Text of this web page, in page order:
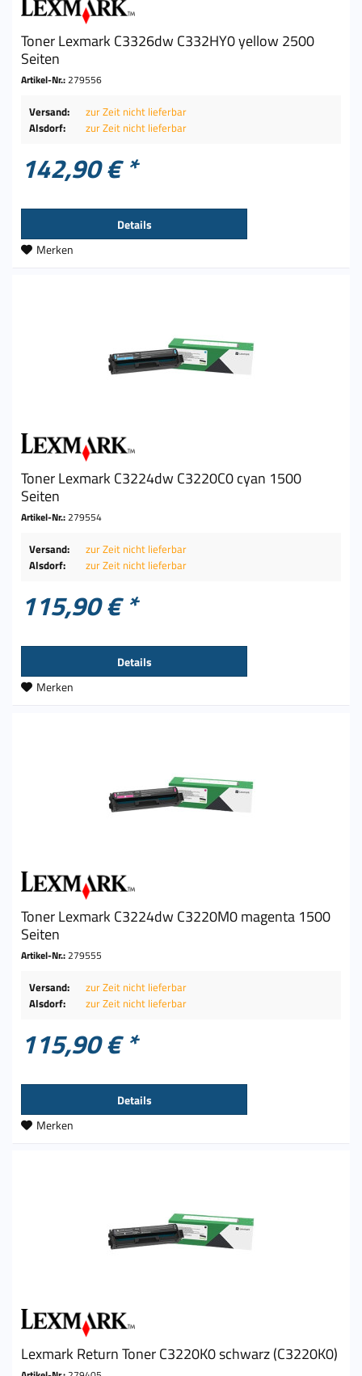
Toner Lexmark C3326dw C332HY0 yellow 2500
Seiten
Artikel-Nr.:279556
Versand:
zur Zeit nicht lieferbar
Alsdorf:
zur Zeit nicht lieferbar
142,90 € *
Details
Merken
Toner Lexmark C3224dw C3220C0 cyan 1500
Seiten
Artikel-Nr.:279554
Versand:
zur Zeit nicht lieferbar
Alsdorf:
zur Zeit nicht lieferbar
115,90 € *
Details
Merken
Toner Lexmark C3224dw C3220M0 magenta 1500
Seiten
Artikel-Nr.:279555
Versand:
zur Zeit nicht lieferbar
Alsdorf:
zur Zeit nicht lieferbar
115,90 € *
Details
Merken
Lexmark Return Toner C3220K0 schwarz (C3220K0)